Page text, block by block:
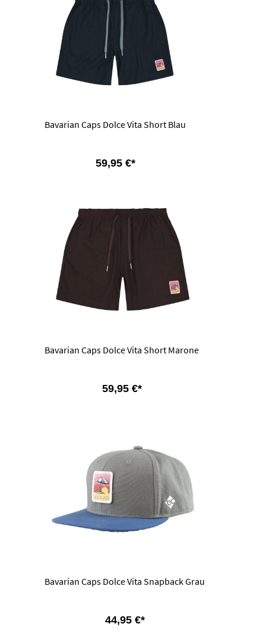
Bavarian Caps Dolce Vita Short Blau
59,95 €*
Bavarian Caps Dolce Vita Short Marone
59,95 €*
Bavarian Caps Dolce Vita Snapback Grau
44,95 €*